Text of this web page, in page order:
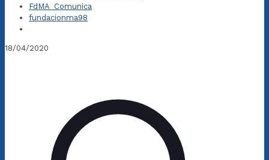
FdMA_Comunica
fundacionma98
18/04/2020